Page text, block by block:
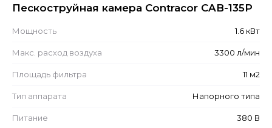
Пескоструйная камера Contracor CAB-135P
Мощность 1.6 кВт
Макс. расход воздуха 3300 л/мин
Площадь фильтра 11 м2
Тип аппарата Напорного типа
Питание 380 В